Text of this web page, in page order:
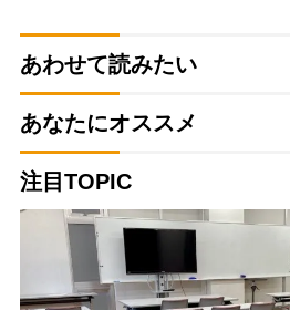
あわせて読みたい
あなたにオススメ
注目TOPIC